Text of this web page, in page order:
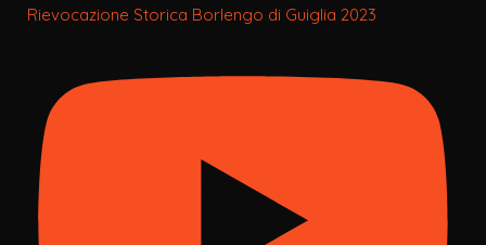
Rievocazione Storica Borlengo di Guiglia 2023